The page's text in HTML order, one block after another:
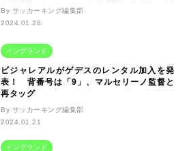
By サッカーキング編集部
2024.01.28
イングランド
ビジャレアルがゲデスのレンタル加入を発
表！ 背番号は「9」、マルセリーノ監督と
再タッグ
By サッカーキング編集部
2024.01.21
イングランド